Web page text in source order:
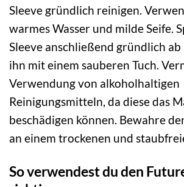
Sleeve gründlich reinigen.
warmes Wasser und milde Seife.
Sleeve anschließend gründlich
ihn mit einem sauberen Tuch.
Verwendung von alkoholhaltigen
Reinigungsmitteln, da diese das
beschädigen können. Bewahre
an einem trockenen und
So verwendest du den